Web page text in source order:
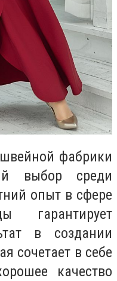
фабрики
выбор среди
опыт в сфере
гарантирует
в создании
сочетает в себе
качество